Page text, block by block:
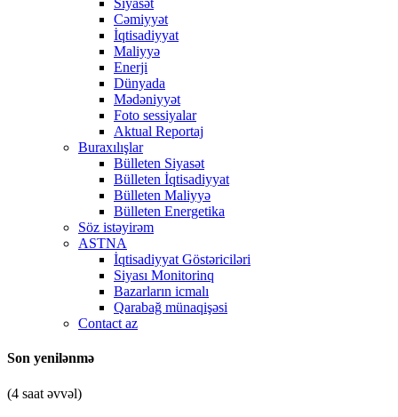
Siyasət
Cəmiyyət
İqtisadiyyat
Maliyyə
Enerji
Dünyada
Mədəniyyət
Foto sessiyalar
Aktual Reportaj
Buraxılışlar
Bülleten Siyasət
Bülleten İqtisadiyyat
Bülleten Maliyyə
Bülleten Energetika
Söz istəyirəm
ASTNA
İqtisadiyyat Göstəriciləri
Siyası Monitorinq
Bazarların icmalı
Qarabağ münaqişəsi
Contact az
Son yenilənmə
(4 saat əvvəl)